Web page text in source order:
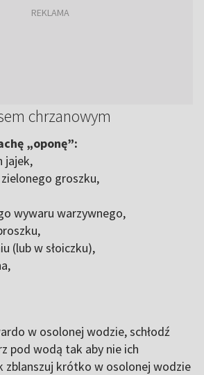
chrzanowym
„oponę”:
jajek,
groszku,
wywaru warzywnego,
(lub w słoiczku),
w osolonej wodzie, schłodź
pod wodą tak aby nie ich
zblanszuj krótko w osolonej wodzie